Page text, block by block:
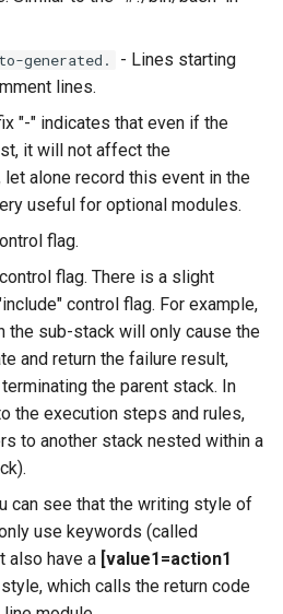
generated.
- Lines starting
lines.
"-" indicates that even if the
it will not affect the
alone record this event in the
useful for optional modules.
flag.
flag. There is a slight
control flag. For example,
the sub-stack will only cause the
and return the failure result,
the parent stack. In
the execution steps and rules,
to another stack nested within a
can see that the writing style of
use keywords (called
also have a [value1=action1
style, which calls the return code